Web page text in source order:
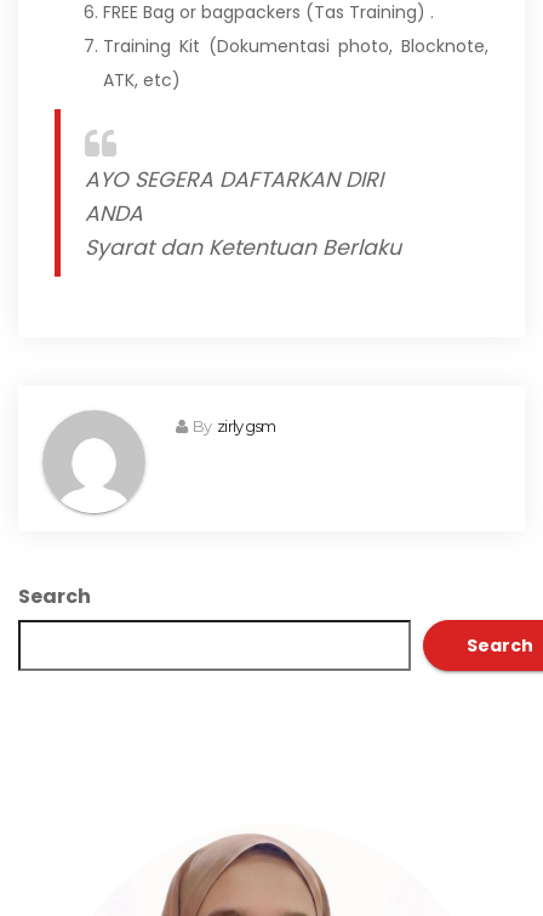
FREE Bag or bagpackers (Tas Training) .
Training Kit (Dokumentasi photo, Blocknote,
ATK, etc)
AYO SEGERA DAFTARKAN DIRI
ANDA
Syarat dan Ketentuan Berlaku
By zirly gsm
Search
Search